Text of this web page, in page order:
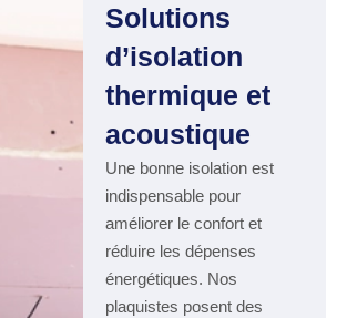
Solutions
d’isolation
thermique et
acoustique
Une bonne isolation est
indispensable pour
améliorer le confort et
réduire les dépenses
énergétiques. Nos
plaquistes posent des